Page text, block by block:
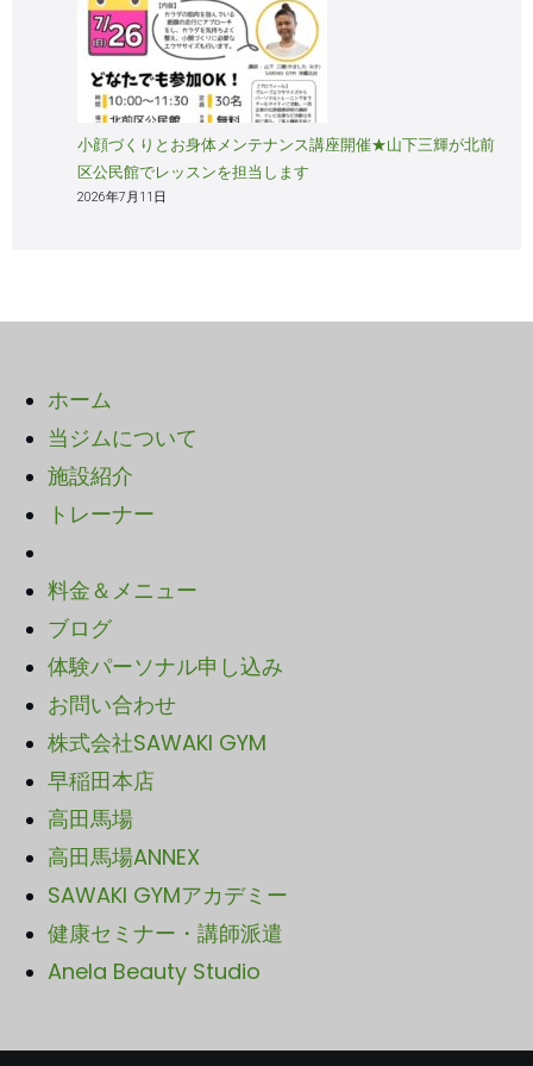
小顔づくりとお身体メンテナンス講座開催★山下三輝が北前
区公民館でレッスンを担当します
2026年7月11日
ホーム
当ジムについて
施設紹介
トレーナー
料金＆メニュー
ブログ
体験パーソナル申し込み
お問い合わせ
株式会社SAWAKI GYM
早稲田本店
高田馬場
高田馬場ANNEX
SAWAKI GYMアカデミー
健康セミナー・講師派遣
Anela Beauty Studio